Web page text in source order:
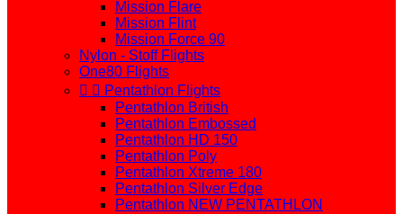
Mission Flare
Mission Flint
Mission Force 90
Nylon - Stoff Flights
One80 Flights
  Pentathlon Flights
Pentathlon British
Pentathlon Embossed
Pentathlon HD 150
Pentathlon Poly
Pentathlon Xtreme 180
Pentathlon Silver Edge
Pentathlon NEW PENTATHLON